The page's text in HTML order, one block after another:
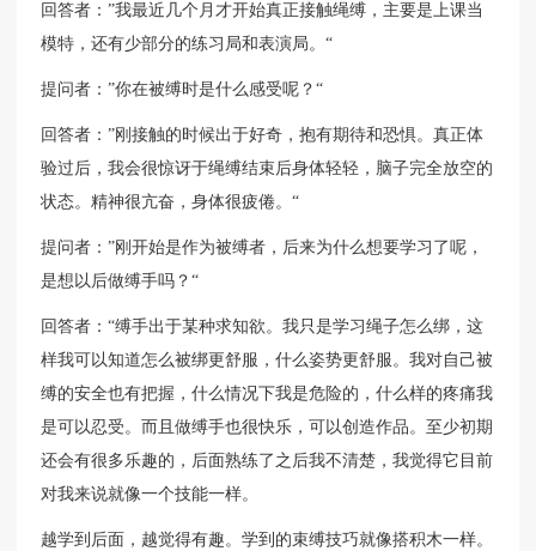
回答者：”我最近几个月才开始真正接触绳缚，主要是上课当
模特，还有少部分的练习局和表演局。“
提问者：”你在被缚时是什么感受呢？“
回答者：”刚接触的时候出于好奇，抱有期待和恐惧。真正体
验过后，我会很惊讶于绳缚结束后身体轻轻，脑子完全放空的
状态。精神很亢奋，身体很疲倦。“
提问者：”刚开始是作为被缚者，后来为什么想要学习了呢，
是想以后做缚手吗？“
回答者：“缚手出于某种求知欲。我只是学习绳子怎么绑，这
样我可以知道怎么被绑更舒服，什么姿势更舒服。我对自己被
缚的安全也有把握，什么情况下我是危险的，什么样的疼痛我
是可以忍受。而且做缚手也很快乐，可以创造作品。至少初期
还会有很多乐趣的，后面熟练了之后我不清楚，我觉得它目前
对我来说就像一个技能一样。
越学到后面，越觉得有趣。学到的束缚技巧就像搭积木一样。